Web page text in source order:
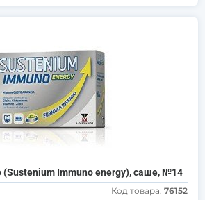
Immuno energy), саше, №14
Код товара: 76152